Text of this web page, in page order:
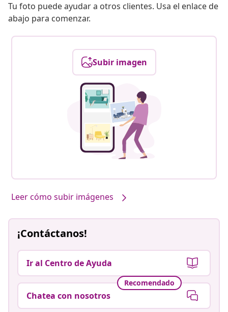
Tu foto puede ayudar a otros clientes. Usa el enlace de
abajo para comenzar.
Subir imagen
Leer cómo subir imágenes
¡Contáctanos!
Ir al Centro de Ayuda
Recomendado
Chatea con nosotros